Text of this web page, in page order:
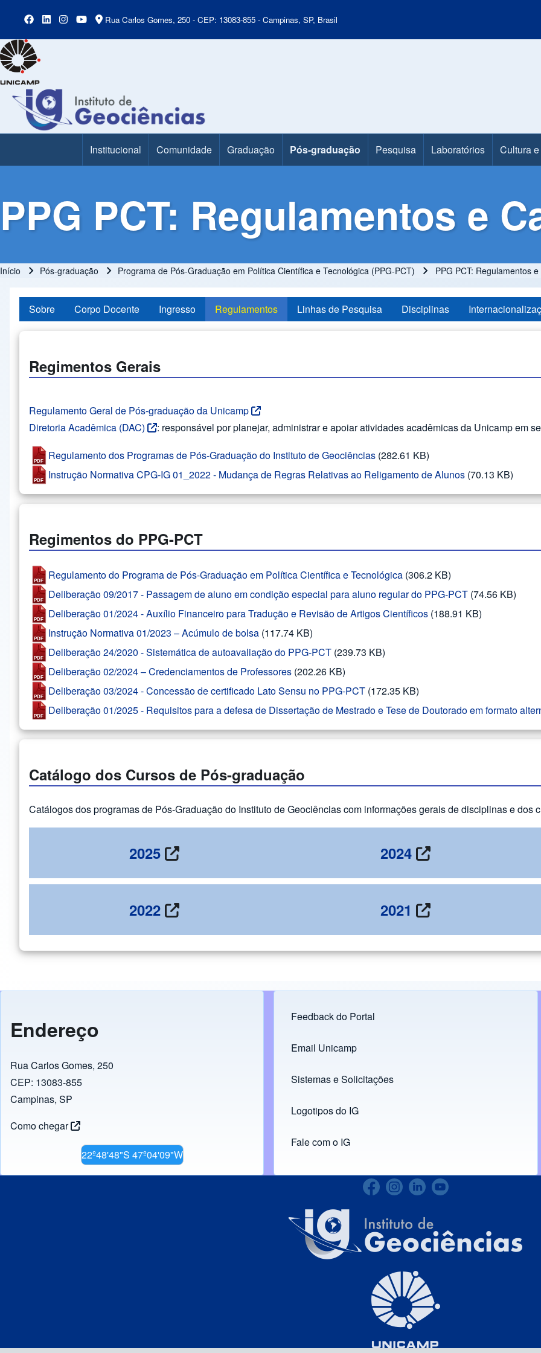
Rua Carlos Gomes, 250 - CEP: 13083-855 - Campinas, SP, Brasil
Main MenuInstitucional Comunidade Graduação Pós-graduação Pesquisa Laboratórios Cultura
PPG PCT: Regulamentos e
Trilha de navegação
Início Pós-graduação Programa de Pós-Graduação em Política Científica e Tecnológica (PPG-PCT) PPG PCT: Regulamentos
Sobre Corpo Docente Ingresso Regulamentos Linhas de Pesquisa Disciplinas
Regimentos Gerais
Regulamento Geral de Pós-graduação da Unicamp
Diretoria Acadêmica (DAC)
: responsável por planejar, administrar e apoiar atividades acadêmicas da Unicamp em
Regulamento dos Programas de Pós-Graduação do Instituto de Geociências (282.61 KB)
Instrução Normativa CPG-IG 01_2022 - Mudança de Regras Relativas ao Religamento de Alunos (70.13 KB)
Regimentos do PPG-PCT
Regulamento do Programa de Pós-Graduação em Política Científica e Tecnológica (306.2 KB)
Deliberação 09/2017 - Passagem de aluno em condição especial para aluno regular do PPG-PCT (74.56 KB)
Deliberação 01/2024 - Auxílio Financeiro para Tradução e Revisão de Artigos Científicos (188.91 KB)
Instrução Normativa 01/2023 – Acúmulo de bolsa (117.74 KB)
Deliberação 24/2020 - Sistemática de autoavaliação do PPG-PCT (239.73 KB)
Deliberação 02/2024 – Credenciamentos de Professores (202.26 KB)
Deliberação 03/2024 - Concessão de certificado Lato Sensu no PPG-PCT (172.35 KB)
Deliberação 01/2025 - Requisitos para a defesa de Dissertação de Mestrado e Tese de Doutorado em formato
Catálogo dos Cursos de Pós-graduação
Catálogos dos programas de Pós-Graduação do Instituto de Geociências com informações gerais de disciplinas e dos
2025 2024
2022 2021
Endereço
Rua Carlos Gomes, 250
CEP: 13083-855
Campinas, SP
Como chegar
22º48'48"S 47º04'09"W
Footer menu
Feedback do Portal
Links
Email Unicamp
(opens in new tab)
Sistemas e Solicitações
(opens in new tab)
Logotipos do IG
(opens in new tab)
Fale com o IG